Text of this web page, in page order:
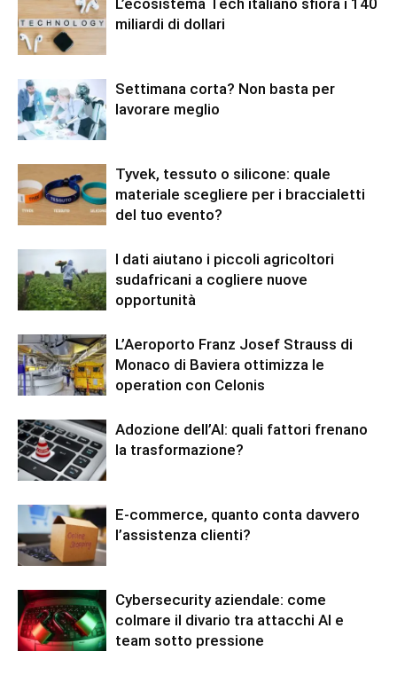
L’ecosistema Tech italiano sfiora i 140
miliardi di dollari
Settimana corta? Non basta per
lavorare meglio
Tyvek, tessuto o silicone: quale
materiale scegliere per i braccialetti
del tuo evento?
I dati aiutano i piccoli agricoltori
sudafricani a cogliere nuove
opportunità
L’Aeroporto Franz Josef Strauss di
Monaco di Baviera ottimizza le
operation con Celonis
Adozione dell’AI: quali fattori frenano
la trasformazione?
E-commerce, quanto conta davvero
l’assistenza clienti?
Cybersecurity aziendale: come
colmare il divario tra attacchi AI e
team sotto pressione